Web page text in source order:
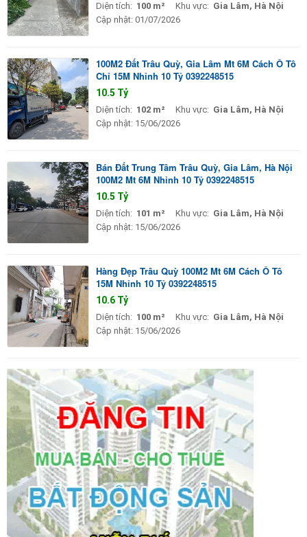
Diện tích: 100 m² Khu vực: Gia Lâm, Hà Nội
Cập nhật: 01/07/2026
100M2 Đất Trâu Quỳ, Gia Lâm Mt 6M Cách Ô Tô
Chỉ 15M Nhỉnh 10 Tỷ 0392248515
10.5 Tỷ
Diện tích: 102 m² Khu vực: Gia Lâm, Hà Nội
Cập nhật: 15/06/2026
Bán Đất Trung Tâm Trâu Quỳ, Gia Lâm, Hà Nội
100M2 Mt 6M Nhỉnh 10 Tỷ 0392248515
10.5 Tỷ
Diện tích: 101 m² Khu vực: Gia Lâm, Hà Nội
Cập nhật: 15/06/2026
Hàng Đẹp Trâu Quỳ 100M2 Mt 6M Cách Ô Tô
15M Nhỉnh 10 Tỷ 0392248515
10.6 Tỷ
Diện tích: 100 m² Khu vực: Gia Lâm, Hà Nội
Cập nhật: 15/06/2026